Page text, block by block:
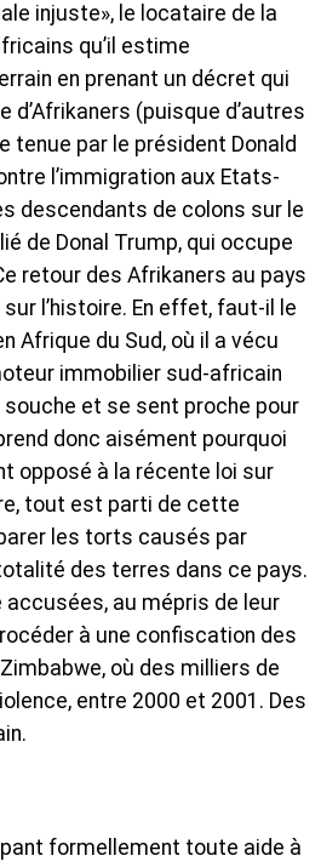
injuste», le locataire de la
qu’il estime
en prenant un décret qui
(puisque d’autres
tenue par le président Donald
l’immigration aux Etats-
descendants de colons sur le
de Donal Trump, qui occupe
retour des Afrikaners au pays
l’histoire. En effet, faut-il le
Afrique du Sud, où il a vécu
immobilier sud-africain
souche et se sent proche pour
donc aisément pourquoi
opposé à la récente loi sur
tout est parti de cette
les torts causés par
des terres dans ce pays.
au mépris de leur
à une confiscation des
où des milliers de
entre 2000 et 2001. Des
formellement toute aide à